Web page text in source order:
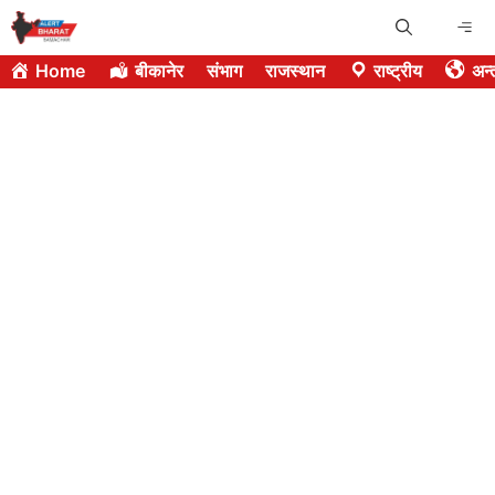
Skip
to
content
Home बीकानेर संभाग राजस्थान राष्ट्रीय